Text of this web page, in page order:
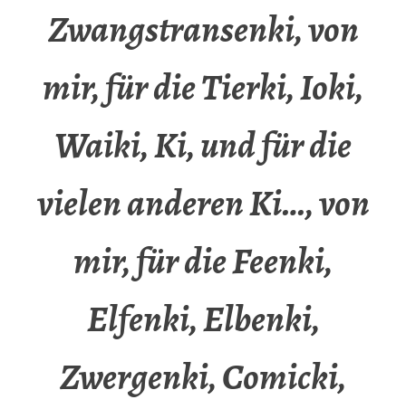
Zwangstransenki, von
mir, für die Tierki, Ioki,
Waiki, Ki, und für die
vielen anderen Ki…, von
mir, für die Feenki,
Elfenki, Elbenki,
Zwergenki, Comicki,